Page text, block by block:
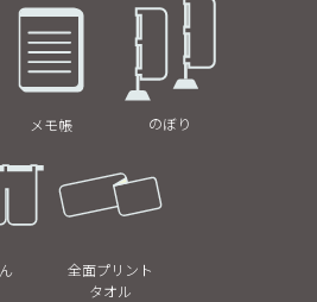
メモ帳 のぼり
全面プリント
タオル